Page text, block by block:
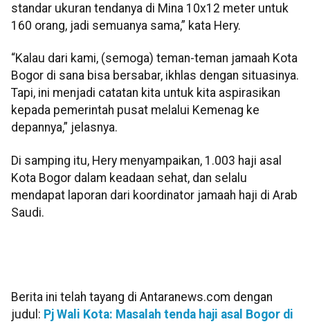
standar ukuran tendanya di Mina 10x12 meter untuk
160 orang, jadi semuanya sama,” kata Hery.
“Kalau dari kami, (semoga) teman-teman jamaah Kota
Bogor di sana bisa bersabar, ikhlas dengan situasinya.
Tapi, ini menjadi catatan kita untuk kita aspirasikan
kepada pemerintah pusat melalui Kemenag ke
depannya,” jelasnya.
Di samping itu, Hery menyampaikan, 1.003 haji asal
Kota Bogor dalam keadaan sehat, dan selalu
mendapat laporan dari koordinator jamaah haji di Arab
Saudi.
Berita ini telah tayang di Antaranews.com dengan
judul: Pj Wali Kota: Masalah tenda haji asal Bogor di